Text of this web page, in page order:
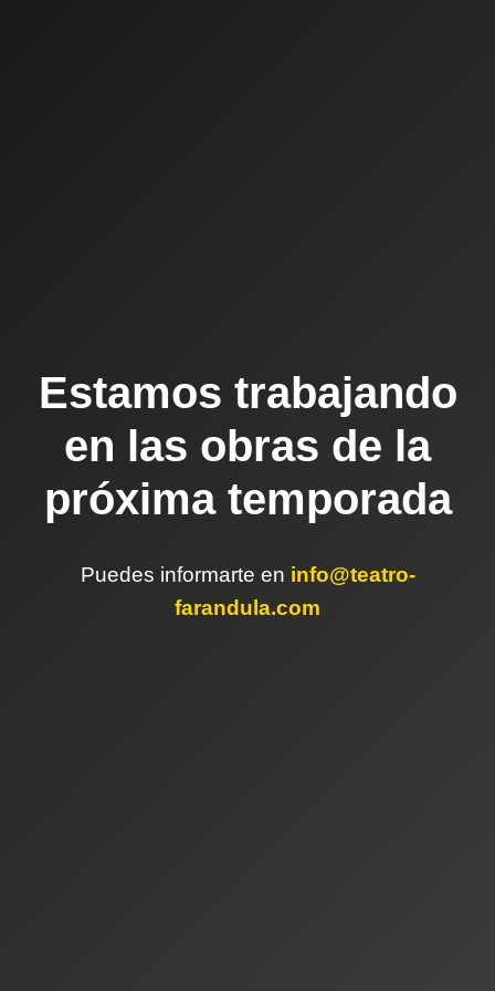
Estamos trabajando
en las obras de la
próxima temporada
Puedes informarte en info@teatro-
farandula.com